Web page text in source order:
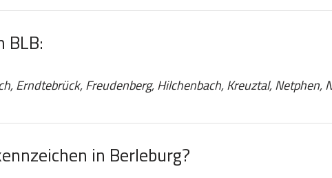
BLB:
Erndtebrück, Freudenberg, Hilchenbach, Kreuztal, Netphen,
in Berleburg?